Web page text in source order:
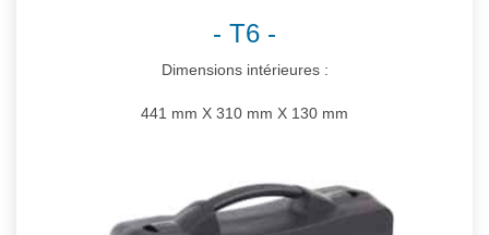
T6
Dimensions intérieures :
441 mm X 310 mm X 130 mm